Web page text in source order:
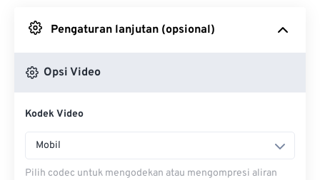
Pengaturan lanjutan (opsional)
Opsi Video
Kodek Video
Mobil
Pilih codec untuk mengodekan atau mengompresi aliran